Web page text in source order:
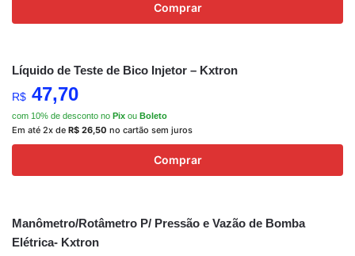
Comprar
Líquido de Teste de Bico Injetor – Kxtron
R$ 47,70
com 10% de desconto no Pix ou Boleto
Em até 2x de R$ 26,50 no cartão sem juros
Comprar
Manômetro/Rotâmetro P/ Pressão e Vazão de Bomba
Elétrica- Kxtron